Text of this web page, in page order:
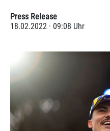
Press Release
18.02.2022 · 09:08 Uhr